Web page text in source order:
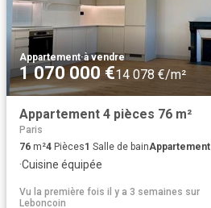
Appartement·à vendre
1 070 000 €14 078 €/m²
Appartement 4 pièces 76 m²
Paris
76 m²4 Pièces1 Salle de bainAppartement
·Cuisine équipée
Vu la première fois il y a 3 semaines sur
Leboncoin